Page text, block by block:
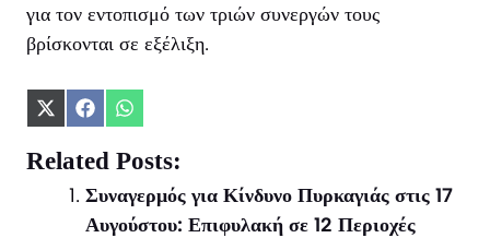
για τον εντοπισμό των τριών συνεργών τους
βρίσκονται σε εξέλιξη.
Share
X
(Twitter)
Share
Facebook
Share
WhatsApp
Related Posts:
Συναγερμός για Κίνδυνο Πυρκαγιάς στις 17
Αυγούστου: Επιφυλακή σε 12 Περιοχές